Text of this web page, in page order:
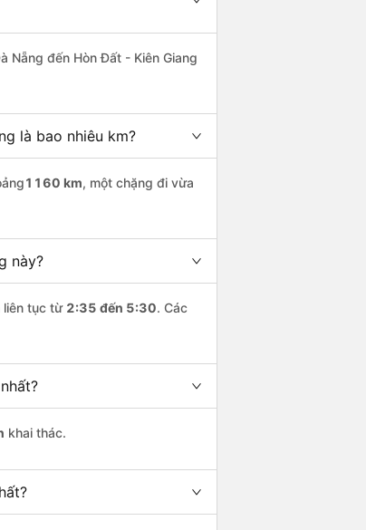
Nẵng đến Hòn Đất - Kiên Giang
là bao nhiêu km?
1160 km, một chặng đi vừa
này?
liên tục từ 2:35 đến 5:30. Các
khai thác.